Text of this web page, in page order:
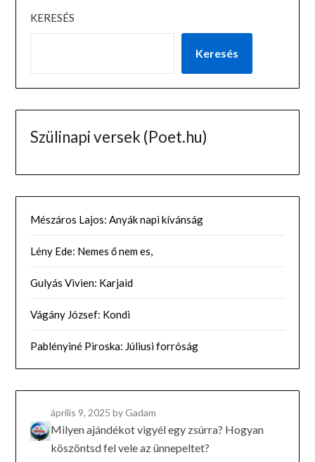
KERESÉS
Keresés
Szülinapi versek (Poet.hu)
Mészáros Lajos: Anyák napi kívánság
Lény Ede: Nemes ő nem es,
Gulyás Vivien: Karjaid
Vágány József: Kondi
Pablényiné Piroska: Júliusi forróság
április 9, 2025 by Gadam
Milyen ajándékot vigyél egy zsúrra? Hogyan
köszöntsd fel vele az ünnepeltet?